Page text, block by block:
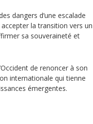
dangers d’une escalade
la transition vers un
sa souveraineté et
de renoncer à son
internationale qui tienne
émergentes.